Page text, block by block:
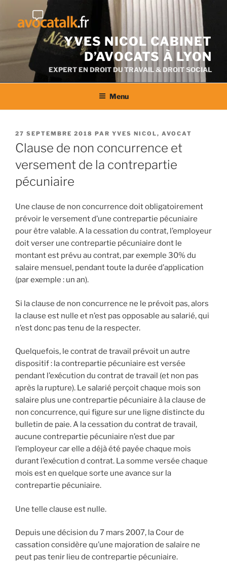
contenu
YVES NICOL CABINET
D’AVOCATS À LYON
EXPERT EN DROIT DU TRAVAIL & DROIT SOCIAL
Menu
PUBLIÉ
LE
27 SEPTEMBRE 2018 PAR YVES NICOL, AVOCAT
Clause de non concurrence et
versement de la contrepartie
pécuniaire
Une clause de non concurrence doit obligatoirement
prévoir le versement d’une contrepartie pécuniaire
pour être valable. A la cessation du contrat, l’employeur
doit verser une contrepartie pécuniaire dont le
montant est prévu au contrat, par exemple 30% du
salaire mensuel, pendant toute la durée d’application
(par exemple : un an).
Si la clause de non concurrence ne le prévoit pas, alors
la clause est nulle et n’est pas opposable au salarié, qui
n’est donc pas tenu de la respecter.
Quelquefois, le contrat de travail prévoit un autre
dispositif : la contrepartie pécuniaire est versée
pendant l’exécution du contrat de travail (et non pas
après la rupture). Le salarié perçoit chaque mois son
salaire plus une contrepartie pécuniaire à la clause de
non concurrence, qui figure sur une ligne distincte du
bulletin de paie. A la cessation du contrat de travail,
aucune contrepartie pécuniaire n’est due par
l’employeur car elle a déjà été payée chaque mois
durant l’exécution d contrat. La somme versée chaque
mois est en quelque sorte une avance sur la
contrepartie pécuniaire.
Une telle clause est nulle.
Depuis une décision du 7 mars 2007, la Cour de
cassation considère qu’une majoration de salaire ne
peut pas tenir lieu de contrepartie pécuniaire.